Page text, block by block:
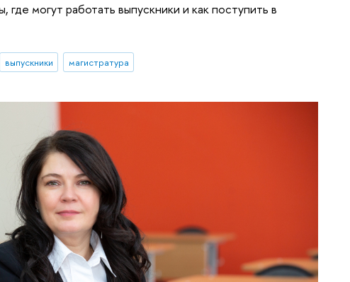
могут работать выпускники и как поступить в
выпускники магистратура